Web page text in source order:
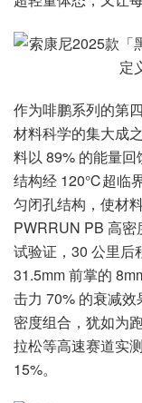
作为啡鹏系列的第
材料科学的集大成
料以 89% 的能量
结构经 120℃超临
匀闭孔结构，使材
PWRRUN PB 高密
试验证，30 公里后
31.5mm 前掌的
击力 70% 的衰减
密度组合，犹如为
拉松等高速赛道实
15%。